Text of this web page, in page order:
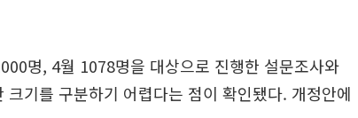
명, 4월 1078명을 대상으로 진행한 설문조사와
기를 구분하기 어렵다는 점이 확인됐다. 개정안에